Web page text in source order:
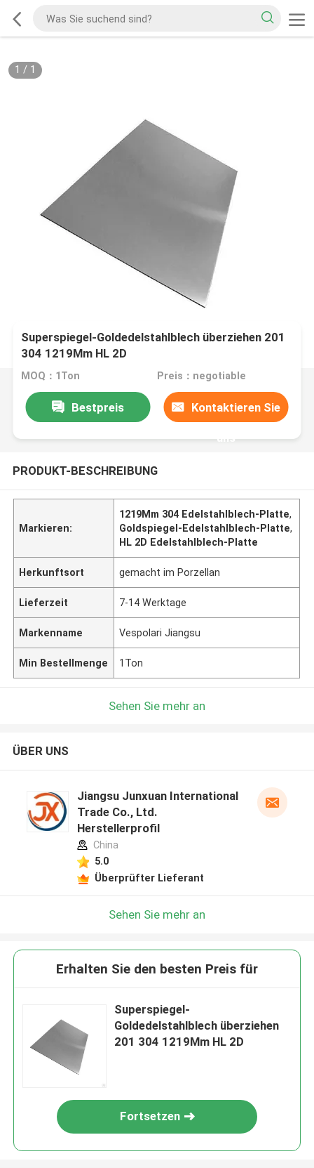
1 / 1
Superspiegel-Goldedelstahlblech überziehen 201
304 1219Mm HL 2D
MOQ：1Ton Preis：negotiable
Bestpreis Kontaktieren Sie
uns
PRODUKT-BESCHREIBUNG
Markieren:
1219Mm 304 Edelstahlblech-Platte,
Goldspiegel-Edelstahlblech-Platte,
HL 2D Edelstahlblech-Platte
Herkunftsort gemacht im Porzellan
Lieferzeit 7-14 Werktage
Markenname Vespolari Jiangsu
Min Bestellmenge 1Ton
Sehen Sie mehr an
ÜBER UNS
Jiangsu Junxuan International
Trade Co., Ltd.
Herstellerprofil
China
5.0
Überprüfter Lieferant
Sehen Sie mehr an
Erhalten Sie den besten Preis für
Superspiegel-
Goldedelstahlblech überziehen
201 304 1219Mm HL 2D
Fortsetzen